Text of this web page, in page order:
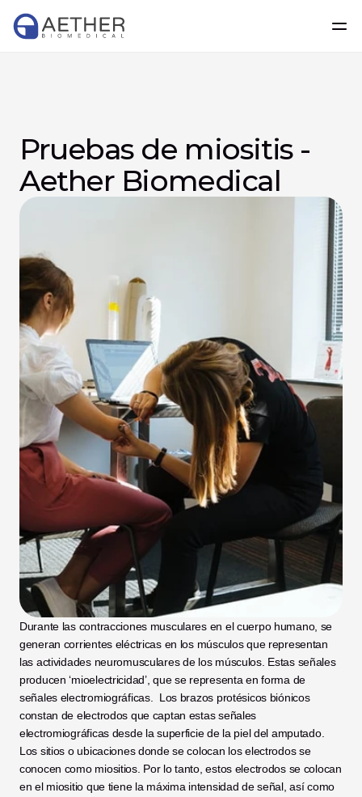
Pruebas de miositis -
Aether Biomedical
Durante las contracciones musculares en el cuerpo humano, se
generan corrientes eléctricas en los músculos que representan
las actividades neuromusculares de los músculos. Estas señales
producen ‘mioelectricidad’, que se representa en forma de
señales electromiográficas.  Los brazos protésicos biónicos
constan de electrodos que captan estas señales
electromiográficas desde la superficie de la piel del amputado.
Los sitios o ubicaciones donde se colocan los electrodos se
conocen como miositios. Por lo tanto, estos electrodos se colocan
en el miositio que tiene la máxima intensidad de señal, así como